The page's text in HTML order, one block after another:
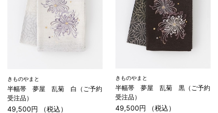
きものやまと
半幅帯 夢屋 乱菊 白（ご予約
受注品）
49,500円 （税込）
きものやまと
半幅帯 夢屋 乱菊 黒（ご予約
受注品）
49,500円 （税込）